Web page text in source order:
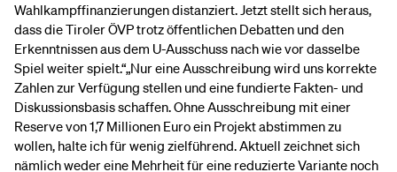
Wahlkampffinanzierungen distanziert. Jetzt stellt sich heraus,
dass die Tiroler ÖVP trotz öffentlichen Debatten und den
Erkenntnissen aus dem U-Ausschuss nach wie vor dasselbe
Spiel weiter spielt.“„Nur eine Ausschreibung wird uns korrekte
Zahlen zur Verfügung stellen und eine fundierte Fakten- und
Diskussionsbasis schaffen. Ohne Ausschreibung mit einer
Reserve von 1,7 Millionen Euro ein Projekt abstimmen zu
wollen, halte ich für wenig zielführend. Aktuell zeichnet sich
nämlich weder eine Mehrheit für eine reduzierte Variante noch